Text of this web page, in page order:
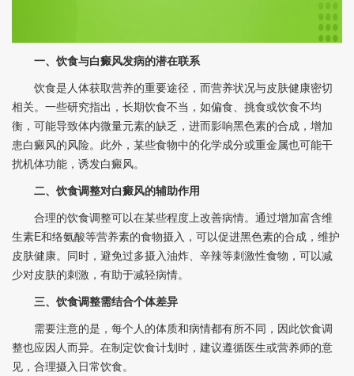
一、饮食与白癜风发病的潜在联系
饮食是人体获取营养的重要途径，而营养状况与皮肤健康密切
相关。一些研究指出，长期饮食不当，如偏食、挑食或饮食不均
衡，可能导致体内微量元素的缺乏，进而影响黑色素的合成，增加
患白癜风的风险。此外，某些食物中的化学成分或重金属也可能干
扰机体功能，诱发白癜风。
二、饮食调整对白癜风的辅助作用
合理的饮食调整可以在某些程度上改善病情。通过增加富含维
生素E和络氨酸等营养素的食物摄入，可以促进黑色素的合成，维护
皮肤健康。同时，避免过多摄入油炸、辛辣等刺激性食物，可以减
少对皮肤的刺激，有助于减轻病情。
三、饮食调整需结合个体差异
需要注意的是，每个人的体质和病情都有所不同，因此饮食调
整也应因人而异。在制定饮食计划时，建议遵循医生或营养师的意
见，合理摄入日常饮食。